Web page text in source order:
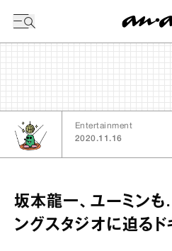
Entertainment
2020.11.16
坂本龍一、ユーミン
ングスタジオに迫るド